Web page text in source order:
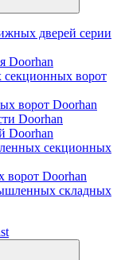
дверей серии
Doorhan
ворот
ворот Doorhan
Doorhan
Doorhan
секционных
ворот Doorhan
складных